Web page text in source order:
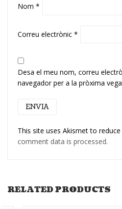
Nom *
Correu electrònic *
Desa el meu nom, correu
navegador per a la pròxima
This site uses Akismet to reduce
comment data is processed.
RELATED PRODUCTS